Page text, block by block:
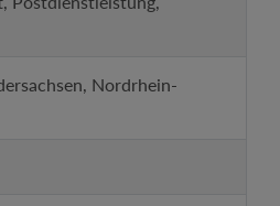
Nordrhein-